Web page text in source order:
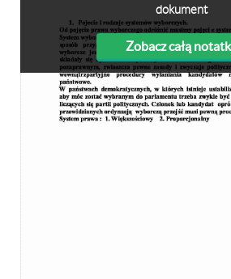
dokument
Zobacz całą